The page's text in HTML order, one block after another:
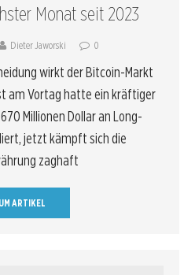
Monat seit 2023
Dieter Jaworski 0
wirkt der Bitcoin-Markt
am Vortag hatte ein kräftiger
Millionen Dollar an Long-
jetzt kämpft sich die
zaghaft
ARTIKEL